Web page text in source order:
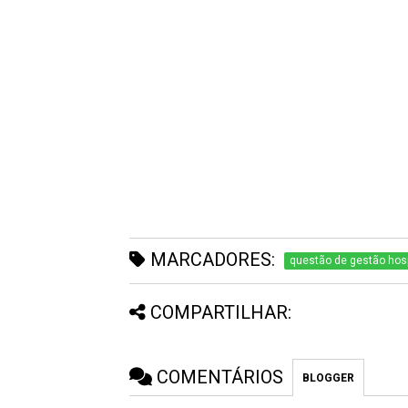
MARCADORES: questão de gestão
COMPARTILHAR:
COMENTÁRIOS BLOGGER